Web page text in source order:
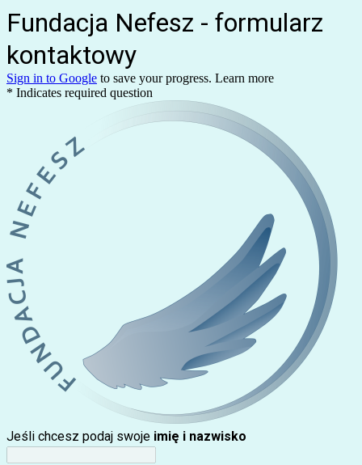
Fundacja Nefesz - formularz
kontaktowy
Sign in to Google to save your progress. Learn more
* Indicates required question
Jeśli chcesz podaj swoje imię i nazwisko